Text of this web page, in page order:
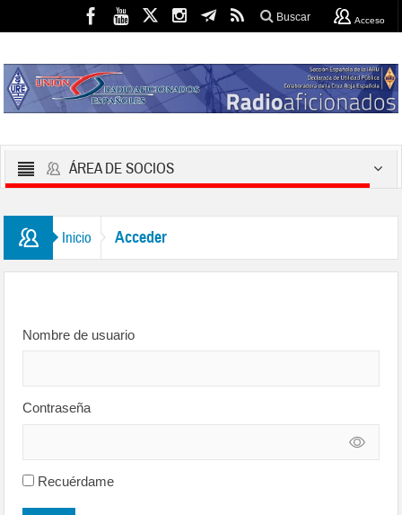
Buscar Acceso
ÁREA DE SOCIOS
Inicio Acceder
Nombre de usuario
Contraseña
Recuérdame